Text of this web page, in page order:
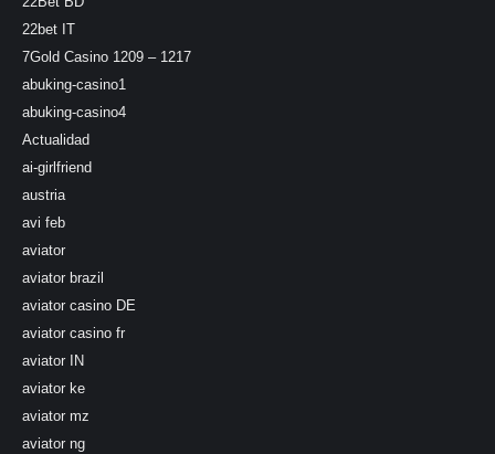
22bet IT
7Gold Casino 1209 – 1217
abuking-casino1
abuking-casino4
Actualidad
ai-girlfriend
austria
avi feb
aviator
aviator brazil
aviator casino DE
aviator casino fr
aviator IN
aviator ke
aviator mz
aviator ng